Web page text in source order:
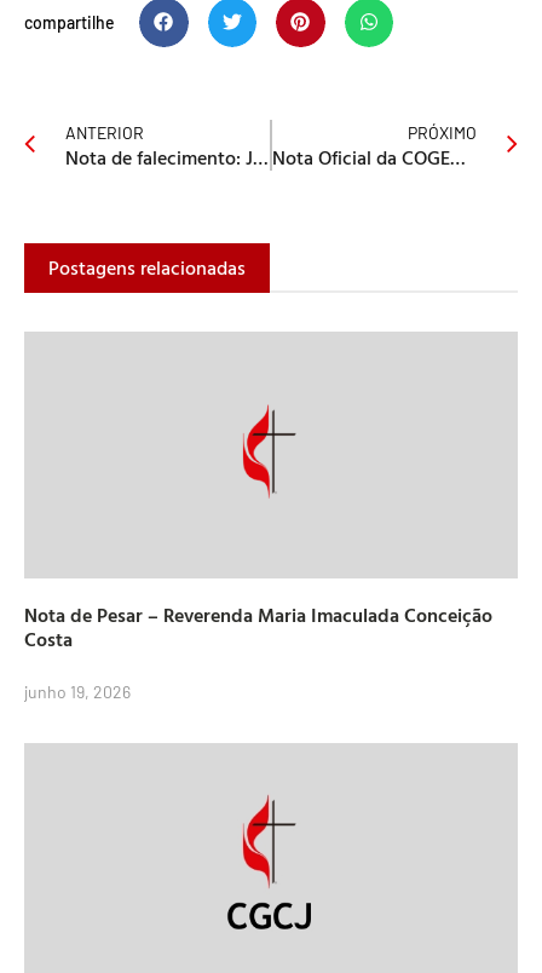
compartilhe
ANTERIOR
Nota de falecimento: João Lopes, pai do Bispo João Carlos
PRÓXIMO
Nota Oficial da COGEAM
Postagens relacionadas
Nota de Pesar – Reverenda Maria Imaculada Conceição
Costa
junho 19, 2026